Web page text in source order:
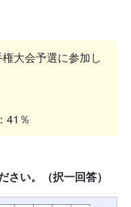
大会予選に参加し
41％
い。（択一回答）